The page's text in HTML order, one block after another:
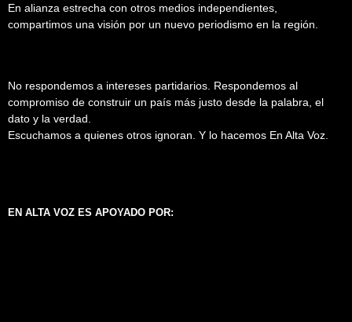
En alianza estrecha con otros medios independientes,
compartimos una visión por un nuevo periodismo en la región.
No respondemos a intereses partidarios. Respondemos al
compromiso de construir un país más justo desde la palabra, el
dato y la verdad.
Escuchamos a quienes otros ignoran. Y lo hacemos En Alta Voz.
EN ALTA VOZ ES APOYADO POR: